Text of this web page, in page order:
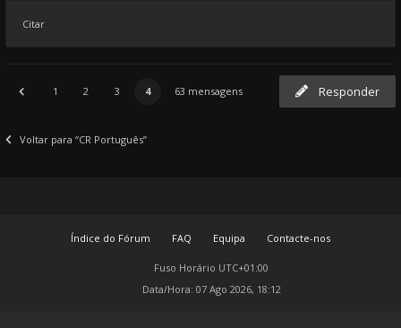
Citar
1 2 3 4 63 mensagens Responder
Voltar para “CR Português”
Índice do Fórum FAQ Equipa Contacte-nos
Fuso Horário UTC+01:00
Data/Hora: 07 Ago 2026, 18:12